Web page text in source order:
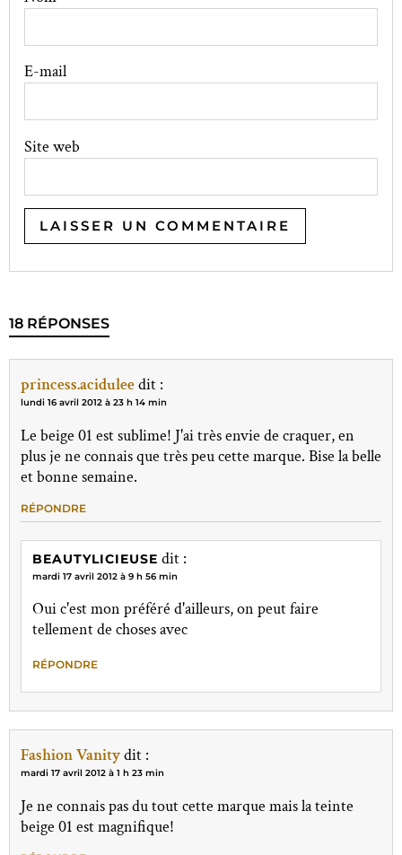
E-mail
Site web
18 RÉPONSES
princess.aciduleedit :
lundi 16 avril 2012 à 23 h 14 min
Le beige 01 est sublime! J'ai très envie de craquer, en
plus je ne connais que très peu cette marque. Bise la belle
et bonne semaine.
RÉPONDRE
BEAUTYLICIEUSE dit :
mardi 17 avril 2012 à 9 h 56 min
Oui c'est mon préféré d'ailleurs, on peut faire
tellement de choses avec
RÉPONDRE
Fashion Vanitydit :
mardi 17 avril 2012 à 1 h 23 min
Je ne connais pas du tout cette marque mais la teinte
beige 01 est magnifique!